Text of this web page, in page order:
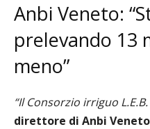
Anbi Veneto:
prelevando 13
meno”
“Il Consorzio irriguo L.E.B.
direttore di Anbi Veneto